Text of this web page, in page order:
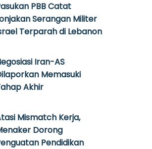
PBB Catat
Serangan Militer
Terparah di Lebanon
Iran-AS
Memasuki
Akhir
Mismatch Kerja,
Dorong
Pendidikan